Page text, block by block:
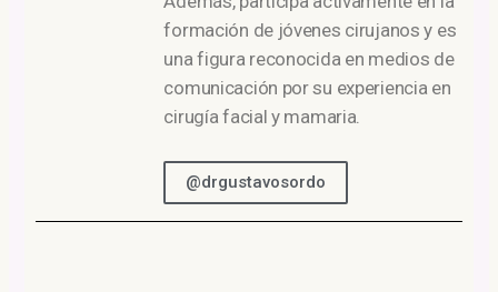
formación de jóvenes cirujanos y es
una figura reconocida en medios de
comunicación por su experiencia en
cirugía facial y mamaria.
@drgustavosordo